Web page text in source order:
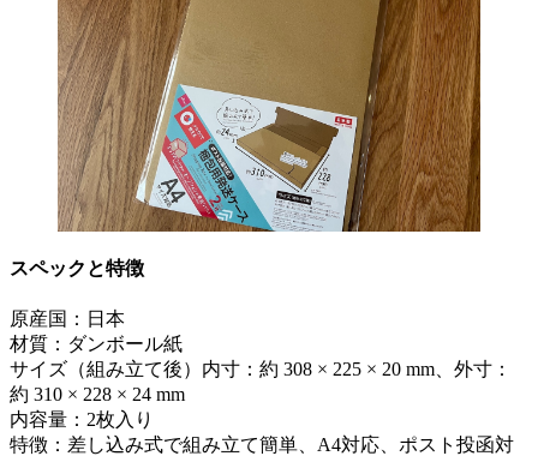
スペックと特徴
原産国：日本
材質：ダンボール紙
サイズ（組み立て後）内寸：約 308 × 225 × 20 mm、外寸：
約 310 × 228 × 24 mm
内容量：2枚入り
特徴：差し込み式で組み立て簡単、A4対応、ポスト投函対